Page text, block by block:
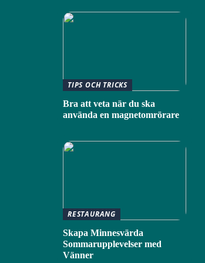
TIPS OCH TRICKS
Bra att veta när du ska
använda en magnetomrörare
RESTAURANG
Skapa Minnesvärda
Sommarupplevelser med
Vänner